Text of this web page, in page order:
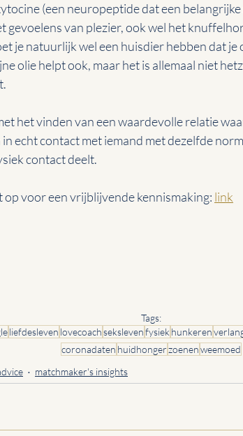
(een neuropeptide dat een
gevoelens van plezier, ook wel het
je natuurlijk wel een huisdier hebben dat
olie helpt ook, maar het is allemaal niet
het vinden van een waardevolle relatie
echt contact met iemand met dezelfde
contact deelt.
op voor een vrijblijvende kennismaking: link
Tags:
liefdesleven lovecoachsekslevenfysiek hunkeren
coronadaten huidhongerzoenenweemoed
matchmaker's insights